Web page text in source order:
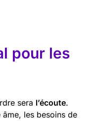
pour les
sera l’écoute.
les besoins de